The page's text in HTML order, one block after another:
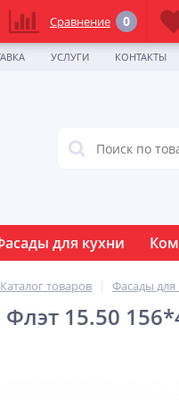
УСЛУГИ КОНТАКТЫ
для кухни
Каталог товаров Фасады для
15.50
Сравнение 0